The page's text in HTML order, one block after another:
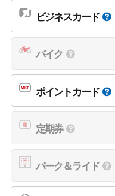
ビジネスカード
バイク
ポイントカード
定期券
パーク＆ライド